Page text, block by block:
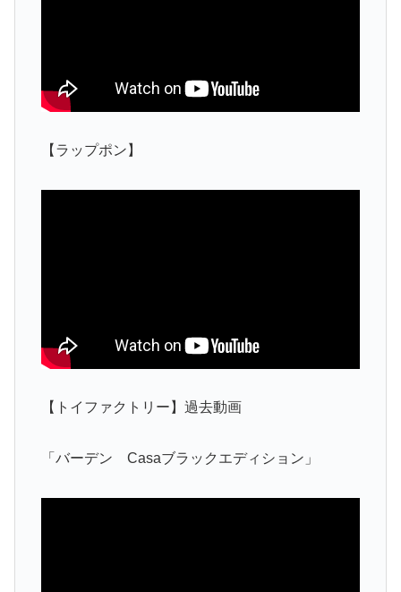
【ラップポン】
【トイファクトリー】過去動画
「バーデン Casaブラックエディション」